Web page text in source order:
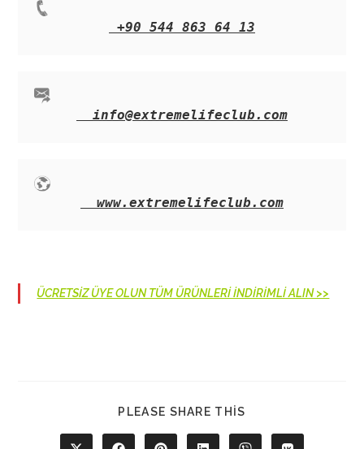
+90 544 863 64 13
info@extremelifeclub.com
www.extremelifeclub.com
ÜCRETSİZ ÜYE OLUN TÜM ÜRÜNLERİ İNDİRİMLİ ALIN >>
PLEASE SHARE THIS
CONTENT